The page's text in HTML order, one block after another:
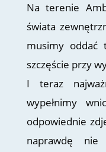
Na terenie
świata
musimy oddać
szczęście przy
I teraz
wypełnimy
odpowiednie
naprawdę nie